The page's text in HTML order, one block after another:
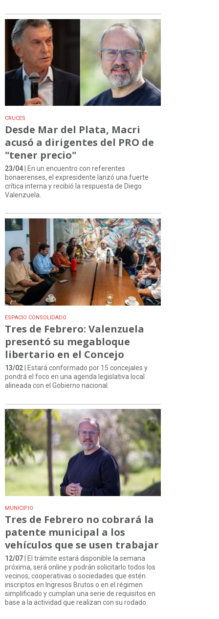
CRUCES
Desde Mar del Plata, Macri
acusó a dirigentes del PRO de
"tener precio"
23/04| En un encuentro con referentes
bonaerenses, el expresidente lanzó una fuerte
crítica interna y recibió la respuesta de Diego
Valenzuela.
ESPACIO CONSOLIDADO
Tres de Febrero: Valenzuela
presentó su megabloque
libertario en el Concejo
13/02 | Estará conformado por 15 concejales y
pondrá el foco en una agenda legislativa local
alineada con el Gobierno nacional.
MUNICIPIO
Tres de Febrero no cobrará la
patente municipal a los
vehículos que se usen trabajar
12/07 | El trámite estará disponible la semana
próxima, será online y podrán solicitarlo todos los
vecinos, cooperativas o sociedades que estén
inscriptos en Ingresos Brutos o en el régimen
simplificado y cumplan una serie de requisitos en
base a la actividad que realizan con su rodado.